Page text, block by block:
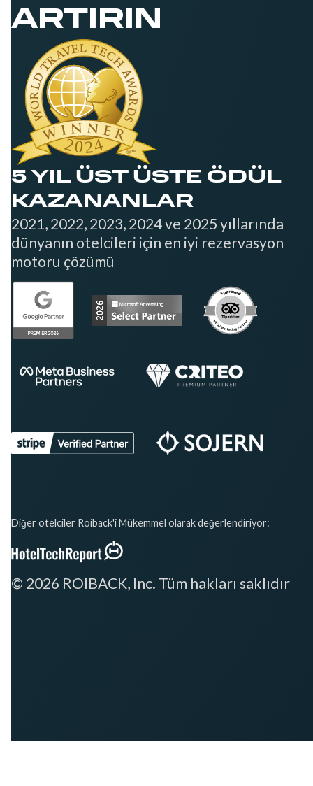
ARTIRIN
5 YIL ÜST ÜSTE ÖDÜL
KAZANANLAR
2021, 2022, 2023, 2024 ve 2025 yıllarında
dünyanın otelcileri için en iyi rezervasyon
motoru çözümü
Diğer otelciler Roiback'i Mükemmel olarak değerlendiriyor:
© 2026 ROIBACK, Inc. Tüm hakları saklıdır